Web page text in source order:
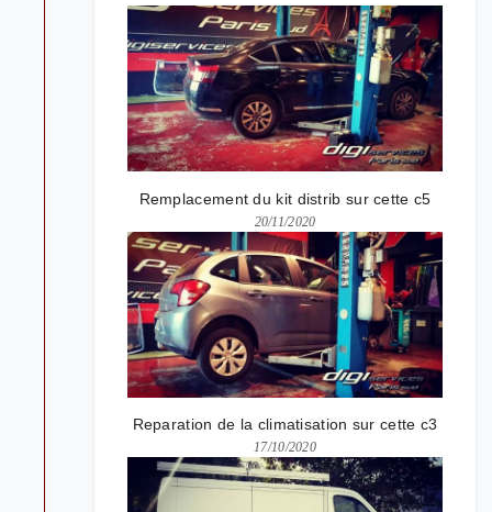
Remplacement du kit distrib sur cette c5
20/11/2020
Reparation de la climatisation sur cette c3
17/10/2020